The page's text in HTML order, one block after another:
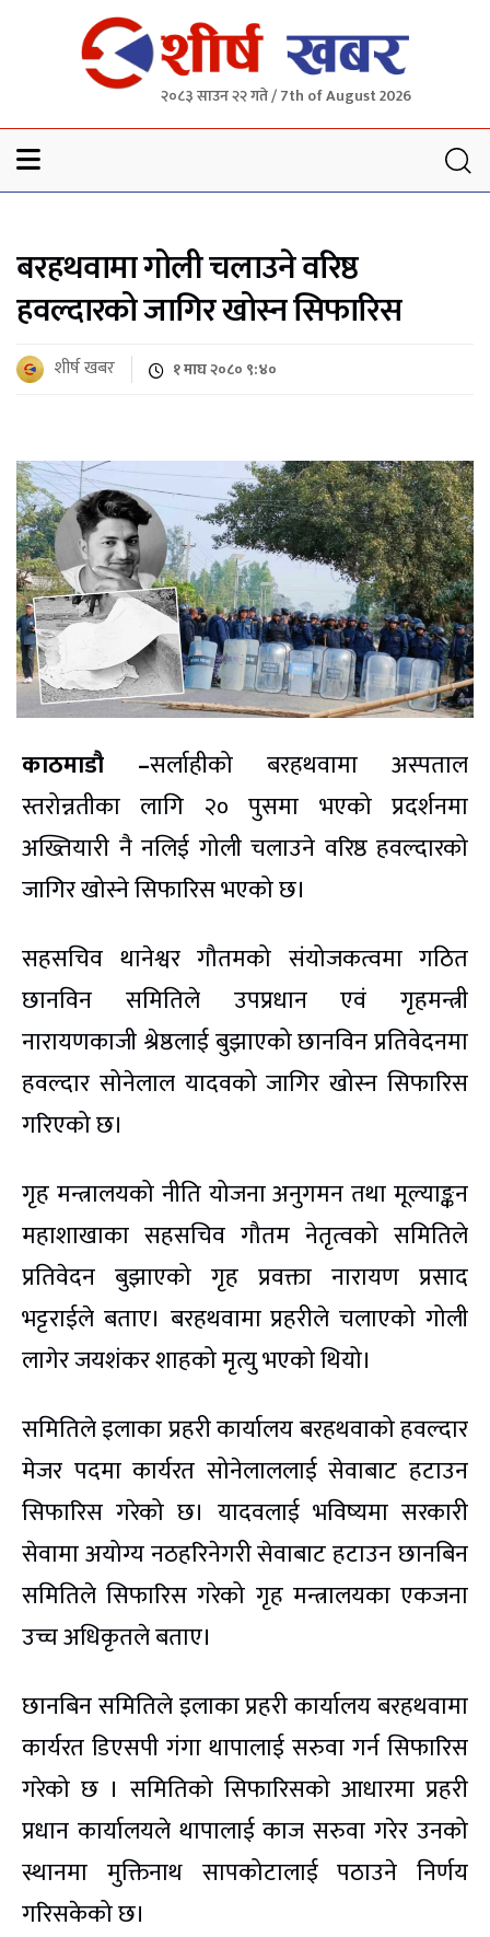
२०८३ साउन २२ गते / 7th of August 2026
बरहथवामा गोली चलाउने वरिष्ठ
हवल्दारको जागिर खोस्न सिफारिस
शीर्ष खबर १ माघ २०८० ९:४०
काठमाडौ –सर्लाहीको बरहथवामा अस्पताल
स्तरोन्नतीका लागि २० पुसमा भएको प्रदर्शनमा
अख्तियारी नै नलिई गोली चलाउने वरिष्ठ हवल्दारको
जागिर खोस्ने सिफारिस भएको छ।
सहसचिव थानेश्वर गौतमको संयोजकत्वमा गठित
छानविन समितिले उपप्रधान एवं गृहमन्त्री
नारायणकाजी श्रेष्ठलाई बुझाएको छानविन प्रतिवेदनमा
हवल्दार सोनेलाल यादवको जागिर खोस्न सिफारिस
गरिएको छ।
गृह मन्त्रालयको नीति योजना अनुगमन तथा मूल्याङ्कन
महाशाखाका सहसचिव गौतम नेतृत्वको समितिले
प्रतिवेदन बुझाएको गृह प्रवक्ता नारायण प्रसाद
भट्टराईले बताए। बरहथवामा प्रहरीले चलाएको गोली
लागेर जयशंकर शाहको मृत्यु भएको थियो।
समितिले इलाका प्रहरी कार्यालय बरहथवाको हवल्दार
मेजर पदमा कार्यरत सोनेलाललाई सेवाबाट हटाउन
सिफारिस गरेको छ। यादवलाई भविष्यमा सरकारी
सेवामा अयोग्य नठहरिनेगरी सेवाबाट हटाउन छानबिन
समितिले सिफारिस गरेको गृह मन्त्रालयका एकजना
उच्च अधिकृतले बताए।
छानबिन समितिले इलाका प्रहरी कार्यालय बरहथवामा
कार्यरत डिएसपी गंगा थापालाई सरुवा गर्न सिफारिस
गरेको छ । समितिको सिफारिसको आधारमा प्रहरी
प्रधान कार्यालयले थापालाई काज सरुवा गरेर उनको
स्थानमा मुक्तिनाथ सापकोटालाई पठाउने निर्णय
गरिसकेको छ।